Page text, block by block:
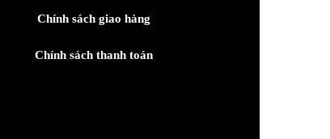
Chính sách giao hàng
Chính sách thanh toán